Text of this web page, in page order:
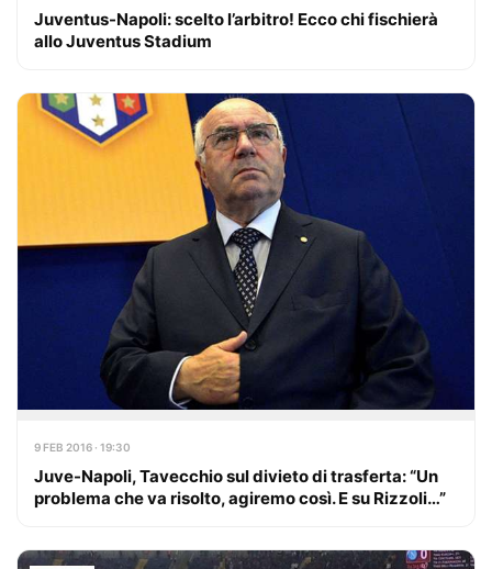
Juventus-Napoli: scelto l’arbitro! Ecco chi fischierà
allo Juventus Stadium
9 FEB 2016 · 19:30
Juve-Napoli, Tavecchio sul divieto di trasferta: “Un
problema che va risolto, agiremo così. E su Rizzoli…”